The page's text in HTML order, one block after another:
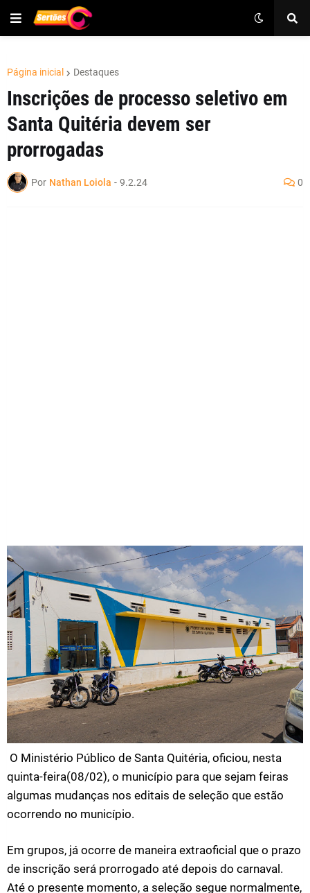
Página inicial Destaques
Inscrições de processo seletivo em
Santa Quitéria devem ser
prorrogadas
Por Nathan Loiola - 9.2.24 0
O Ministério Público de Santa Quitéria, oficiou, nesta
quinta-feira(08/02), o município para que sejam feiras
algumas mudanças nos editais de seleção que estão
ocorrendo no município.
Em grupos, já ocorre de maneira extraoficial que o prazo
de inscrição será prorrogado até depois do carnaval.
Até o presente momento, a seleção segue normalmente,